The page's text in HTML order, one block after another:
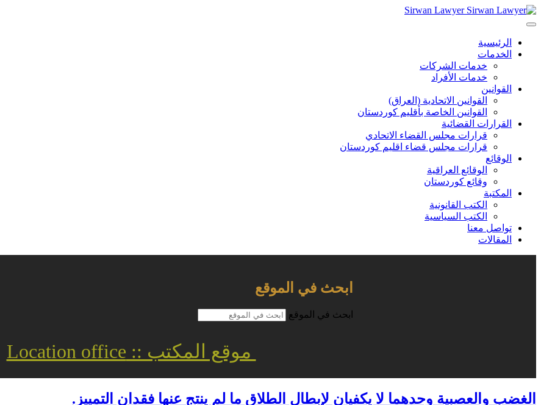
Sirwan Lawyer
الرئيسية
الخدمات
خدمات الشركات
خدمات الأفراد
القوانين
القوانين الاتحادية (العراق)
القوانين الخاصة بأقليم كوردستان
القرارات القضائية
قرارات مجلس القضاء الاتحادي
قرارات مجلس قضاء اقليم كوردستان
الوقائع
الوقائع العراقية
وقائع كوردستان
المكتبة
الكتب القانونية
الكتب السياسية
تواصل معنا
المقالات
ابحث في الموقع
ابحث في الموقع
موقع المكتب :: Location office
الغضب والعصبية وحدهما لا يكفيان لإبطال الطلاق ما لم ينتج عنها فقدان التمييز.